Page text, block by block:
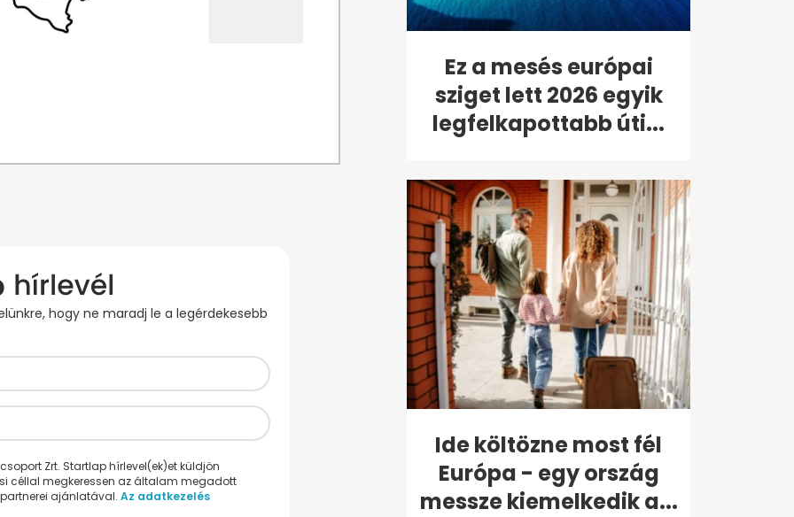
hogy ne maradj le a legérdekesebb
Zrt. Startlap hírlevel(ek)et küldjön
céllal megkeressen az általam megadott
ajánlatával. Az adatkezelés
Ez a mesés európai
sziget lett 2026 egyik
legfelkapottabb úti...
Ide költözne most fél
Európa - egy ország
messze kiemelkedik a...